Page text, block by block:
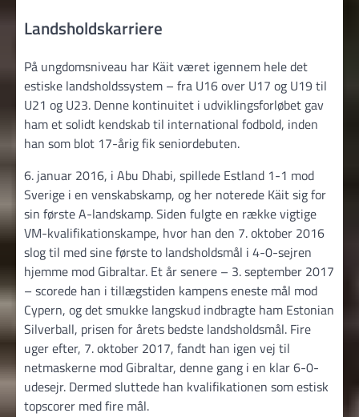
Landsholdskarriere
På ungdomsniveau har Käit været igennem hele det
estiske landsholdssystem – fra U16 over U17 og U19 til
U21 og U23. Denne kontinuitet i udviklingsforløbet gav
ham et solidt kendskab til international fodbold, inden
han som blot 17-årig fik seniordebuten.
6. januar 2016, i Abu Dhabi, spillede Estland 1-1 mod
Sverige i en venskabskamp, og her noterede Käit sig for
sin første A-landskamp. Siden fulgte en række vigtige
VM-kvalifikationskampe, hvor han den 7. oktober 2016
slog til med sine første to lands­holds­mål i 4-0-sejren
hjemme mod Gibraltar. Et år senere – 3. september 2017
– scorede han i tillægstiden kampens eneste mål mod
Cypern, og det smukke langskud indbragte ham Estonian
Silverball, prisen for årets bedste lands­holds­mål. Fire
uger efter, 7. oktober 2017, fandt han igen vej til
netmaskerne mod Gibraltar, denne gang i en klar 6-0-
udesejr. Dermed sluttede han kvalifikationen som estisk
topscorer med fire mål.